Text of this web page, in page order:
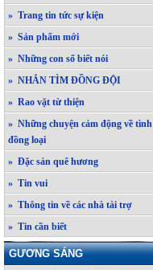
» Trang tin tức sự kiện
» Sản phẩm mới
» Những con số biết nói
» NHẮN TÌM ĐỒNG ĐỘI
» Rao vặt từ thiện
» Những chuyện cảm động về tình
đồng loại
» Đặc sản quê hương
» Tin vui
» Thông tin về các nhà tài trợ
» Tin cần biết
GƯƠNG SÁNG